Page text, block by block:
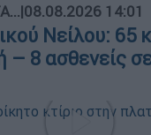
|08.08.2026 14:01
Νείλου: 65
– 8 ασθενείς